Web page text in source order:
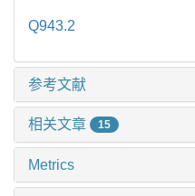
Q943.2
参考文献
相关文章 15
Metrics